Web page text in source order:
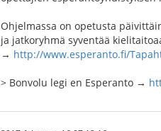
Ohjelmassa on opetusta
ja jatkoryhmä syventää
→ http://www.esperanto.fi/
> Bonvolu legi en Esperanto →